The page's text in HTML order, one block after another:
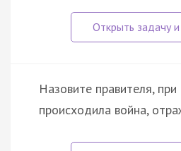
Назовите правителя,
происходила война,